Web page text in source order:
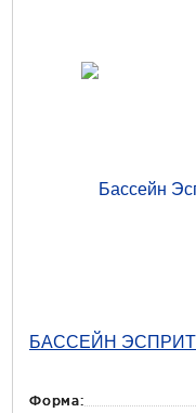
БАССЕЙН ЭСПРИТ
Форма: